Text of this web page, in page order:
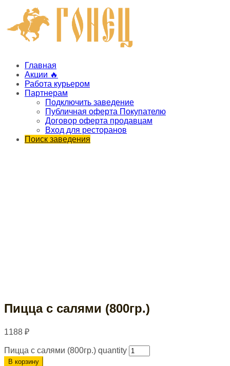
Главная
Акции 🔥
Работа курьером
Партнерам
Подключить заведение
Публичная оферта Покупателю
Договор оферта продавцам
Вход для ресторанов
Поиск заведения
Пицца с салями (800гр.)
1188 ₽
Пицца с салями (800гр.) quantity
В корзину